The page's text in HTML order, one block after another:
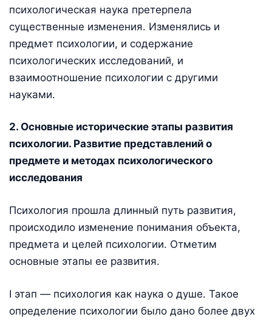
психологическая наука претерпела
существенные изменения. Изменялись и
предмет психологии, и содержание
психологических исследований, и
взаимоотношение психологии с другими
науками.
2. Основные исторические этапы развития
психологии. Развитие представлений о
предмете и методах психологического
исследования
Психология прошла длинный путь развития,
происходило изменение понимания объекта,
предмета и целей психологии. Отметим
основные этапы ее развития.
I этап — психология как наука о душе. Такое
определение психологии было дано более двух